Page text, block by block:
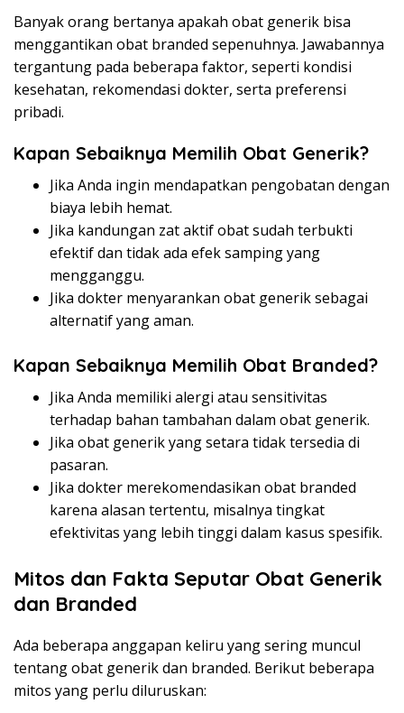
Banyak orang bertanya apakah obat generik bisa
menggantikan obat branded sepenuhnya. Jawabannya
tergantung pada beberapa faktor, seperti kondisi
kesehatan, rekomendasi dokter, serta preferensi
pribadi.
Kapan Sebaiknya Memilih Obat Generik?
Jika Anda ingin mendapatkan pengobatan dengan
biaya lebih hemat.
Jika kandungan zat aktif obat sudah terbukti
efektif dan tidak ada efek samping yang
mengganggu.
Jika dokter menyarankan obat generik sebagai
alternatif yang aman.
Kapan Sebaiknya Memilih Obat Branded?
Jika Anda memiliki alergi atau sensitivitas
terhadap bahan tambahan dalam obat generik.
Jika obat generik yang setara tidak tersedia di
pasaran.
Jika dokter merekomendasikan obat branded
karena alasan tertentu, misalnya tingkat
efektivitas yang lebih tinggi dalam kasus spesifik.
Mitos dan Fakta Seputar Obat Generik
dan Branded
Ada beberapa anggapan keliru yang sering muncul
tentang obat generik dan branded. Berikut beberapa
mitos yang perlu diluruskan: